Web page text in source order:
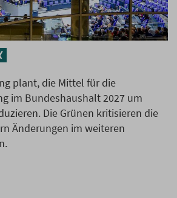
plant, die Mittel für die
im Bundeshaushalt 2027 um
Die Grünen kritisieren die
Änderungen im weiteren